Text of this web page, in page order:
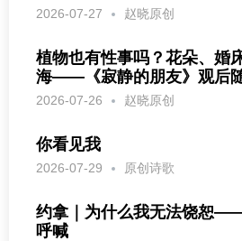
2026-07-27 赵晓原创
植物也有性事吗？花朵、婚
海——《寂静的朋友》观后
2026-07-26 赵晓原创
你看见我
2026-07-29 原创诗歌
约拿｜为什么我无法饶恕
呼喊